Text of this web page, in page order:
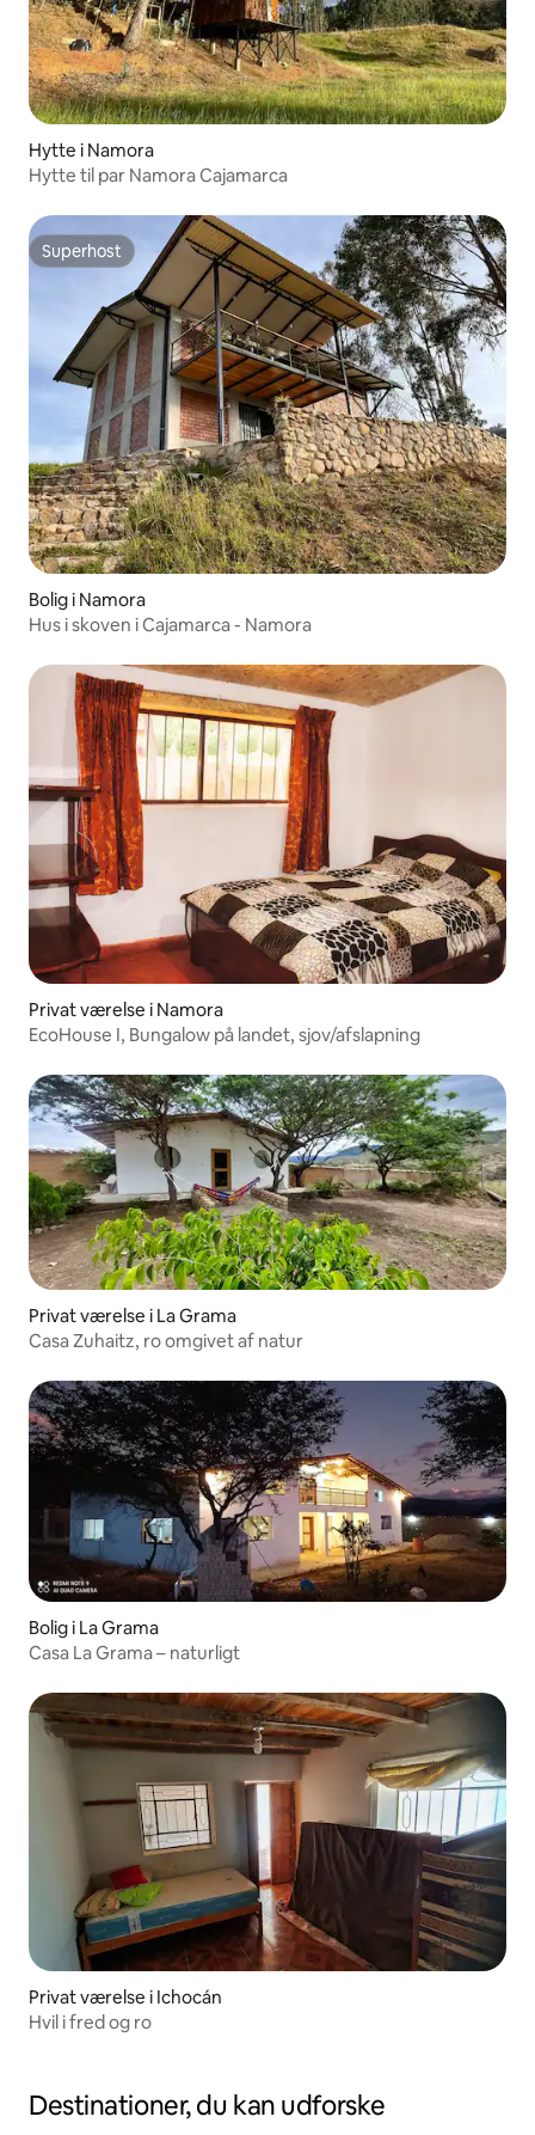
Hytte i Namora
Hytte til par Namora Cajamarca
Superhost
Superhost
Bolig i Namora
Hus i skoven i Cajamarca - Namora
Privat værelse i Namora
EcoHouse I, Bungalow på landet, sjov/afslapning
Privat værelse i La Grama
Casa Zuhaitz, ro omgivet af natur
Bolig i La Grama
Casa La Grama – naturligt
Privat værelse i Ichocán
Hvil i fred og ro
Destinationer, du kan udforske